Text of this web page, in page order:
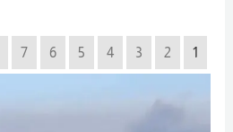
1
2
3
4
5
6
7